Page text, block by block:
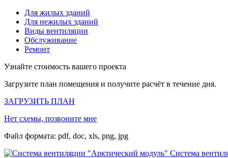
Для жилых зданий
Для нежилых зданий
Виды вентиляции
Обслуживание
Ремонт
Узнайте стоимость вашего проекта
Загрузите план помещения и получите расчёт в течение дня.
ЗАГРУЗИТЬ ПЛАН
Нет схемы, позвоните мне
Файл формата: pdf, doc, xls, png, jpg
Система